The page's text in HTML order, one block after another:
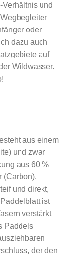
und
oder
dazu auch
auf
Wildwasser.
aus einem
und zwar
aus 60 %
(Carbon).
und direkt,
ist
verstärkt
Paddels
der den